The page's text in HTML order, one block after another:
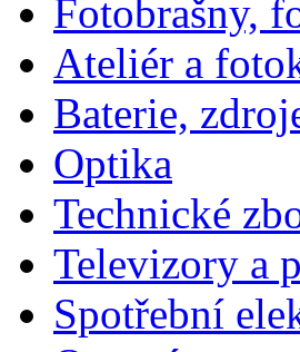
Fotobrašny,
Ateliér a
Baterie,
Optika
Technické
Televizory a
Spotřební